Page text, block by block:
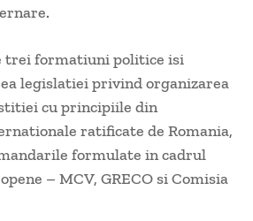
trei formatiuni politice isi
legislatiei privind organizarea
cu principiile din
ratificate de Romania,
formulate in cadrul
– MCV, GRECO si Comisia